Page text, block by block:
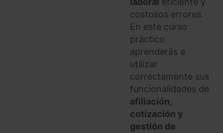
costosos errores.
En este curso
práctico
aprenderás a
utilizar
correctamente sus
funcionalidades de
afiliación,
cotización y
gestión de